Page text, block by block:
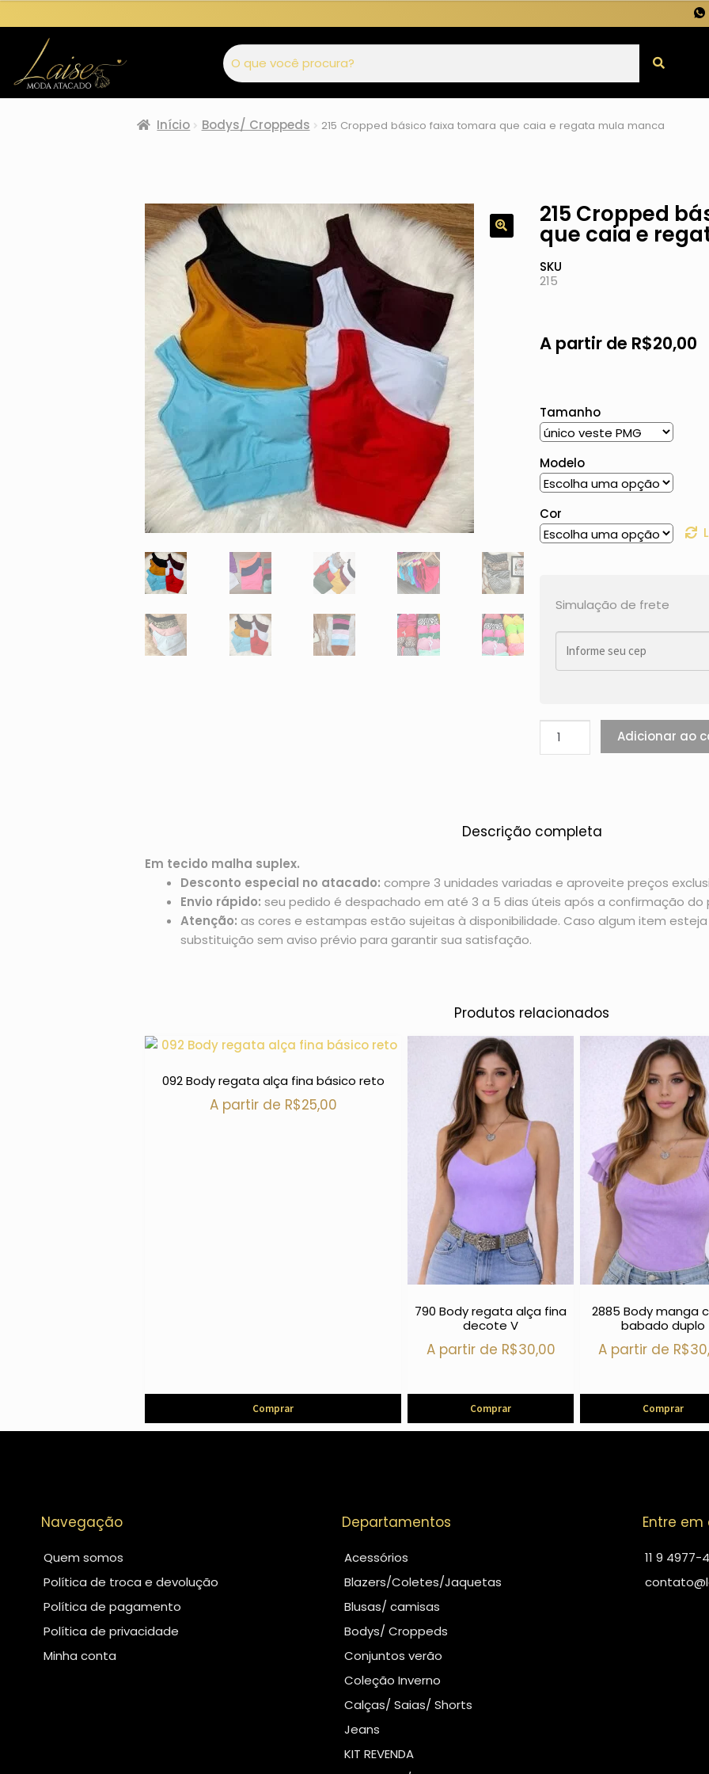
Início Bodys/ Croppeds 215 Cropped básico faixa tomara que caia e regata mula manca
215 Cropped
que caia e
SKU
215
A partir de R$20,00
Tamanho
Modelo
Cor
Simulação de frete
Adicionar ao
Descrição completa
Em tecido malha suplex.
Desconto especial no atacado: compre 3 unidades variadas e aproveite preços
Envio rápido: seu pedido é despachado em até 3 a 5 dias úteis após a confirmação do
Atenção: as cores e estampas estão sujeitas à disponibilidade. Caso algum item
substituição sem aviso prévio para garantir sua satisfação.
Produtos relacionados
092 Body regata alça fina básico reto
A partir de R$25,00
Comprar
790 Body regata alça fina
decote V
A partir de R$30,00
Comprar
2885 Body manga
babado duplo
A partir de R$
Comprar
Navegação
Quem somos
Política de troca e devolução
Política de pagamento
Política de privacidade
Minha conta
Departamentos
Acessórios
Blazers/Coletes/Jaquetas
Blusas/ camisas
Bodys/ Croppeds
Conjuntos verão
Coleção Inverno
Calças/ Saias/ Shorts
Jeans
KIT REVENDA
Entre
11 9 4977-